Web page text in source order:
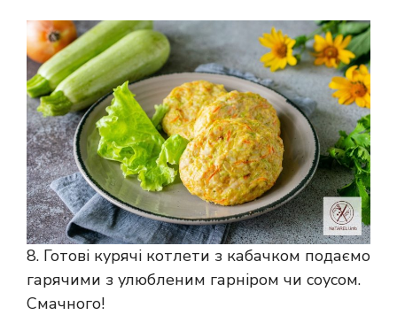
8. Готові курячі котлети з кабачком подаємо
гарячими з улюбленим гарніром чи соусом.
Смачного!